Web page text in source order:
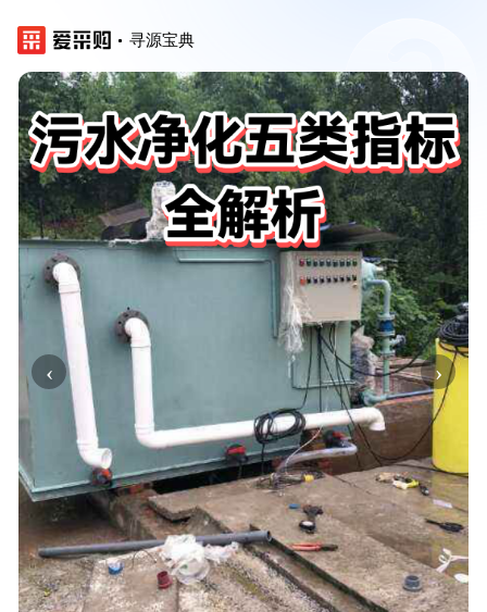
寻源宝典
‹ ›